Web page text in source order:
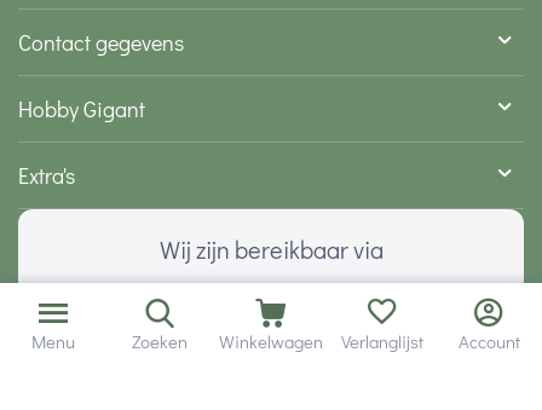
Contact gegevens
Hobby Gigant
Extra's
Wij zijn bereikbaar via
Menu Zoeken Winkelwagen Verlanglijst Account